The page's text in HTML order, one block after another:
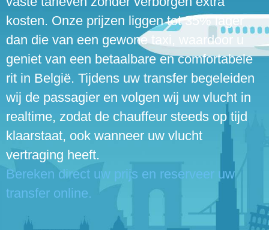
kosten. Onze prijzen liggen tot 35% lager
dan die van een gewone taxi, waardoor u
geniet van een betaalbare en comfortabele
rit in België. Tijdens uw transfer begeleiden
wij de passagier en volgen wij uw vlucht in
realtime, zodat de chauffeur steeds op tijd
klaarstaat, ook wanneer uw vlucht
vertraging heeft.
Bereken direct uw prijs en reserveer uw
transfer online.